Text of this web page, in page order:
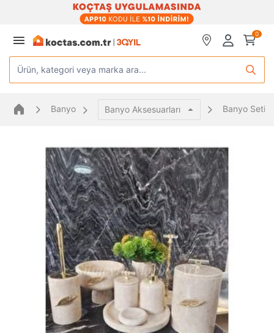
0
Ürün, kategori veya marka ara...
Banyo Banyo Aksesuarları Banyo Seti